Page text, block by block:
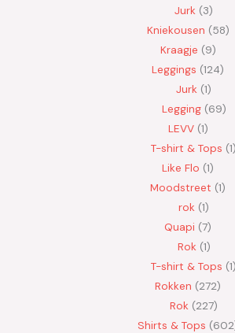
Jurk 3
Kniekousen 58
Kraagje 9
Leggings 124
Jurk 1
Legging 69
LEVV 1
T-shirt & Tops 1
Like Flo 1
Moodstreet 1
rok 1
Quapi 7
Rok 1
T-shirt & Tops 1
Rokken 272
Rok 227
Shirts & Tops 602